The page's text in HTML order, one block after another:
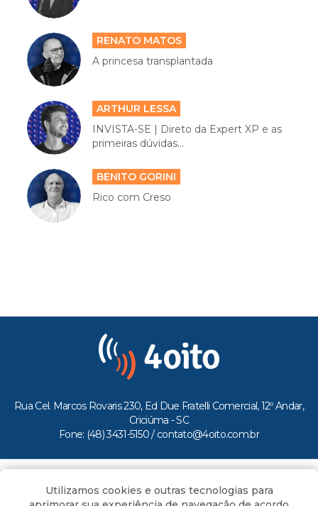
RENATO MATOS
A princesa transplantada
ARTHUR LESSA
INVISTA-SE | Direto da Expert XP e as
primeiras dúvidas...
BENITO GORINI
Rico com Creso
Rua Cel. Marcos Rovaris 230, Ed Due Fratelli Comercial, 12º Andar,
Criciúma - SC
Fone: (48) 3431-5150 / contato@4oito.com.br
Todos os direitos reservados ao Portal 4oito
Utilizamos cookies e outras tecnologias para